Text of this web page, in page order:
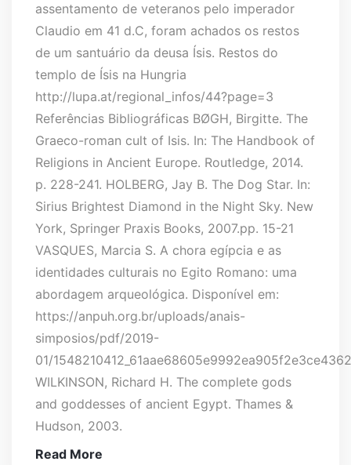
assentamento de veteranos pelo imperador
Claudio em 41 d.C, foram achados os restos
de um santuário da deusa Ísis. Restos do
templo de Ísis na Hungria
http://lupa.at/regional_infos/44?page=3
Referências Bibliográficas ‌BØGH, Birgitte. The
Graeco-roman cult of Isis. In: The Handbook of
Religions in Ancient Europe. Routledge, 2014.
p. 228-241. HOLBERG, Jay B. The Dog Star. In:
Sirius Brightest Diamond in the Night Sky. New
York, Springer Praxis Books, 2007.pp. 15-21
VASQUES, Marcia S. A chora egípcia e as
identidades culturais no Egito Romano: uma
abordagem arqueológica. Disponível em:
https://anpuh.org.br/uploads/anais-
simposios/pdf/2019-
01/
WILKINSON, Richard H. The complete gods
and goddesses of ancient Egypt. Thames &
Hudson, 2003.
Read More